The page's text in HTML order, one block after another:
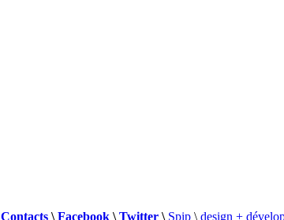
Contacts \Facebook \Twitter \ Spip \ design +